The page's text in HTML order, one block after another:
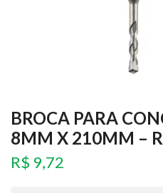
BROCA PARA
8MM X 210MM –
R$ 9,72